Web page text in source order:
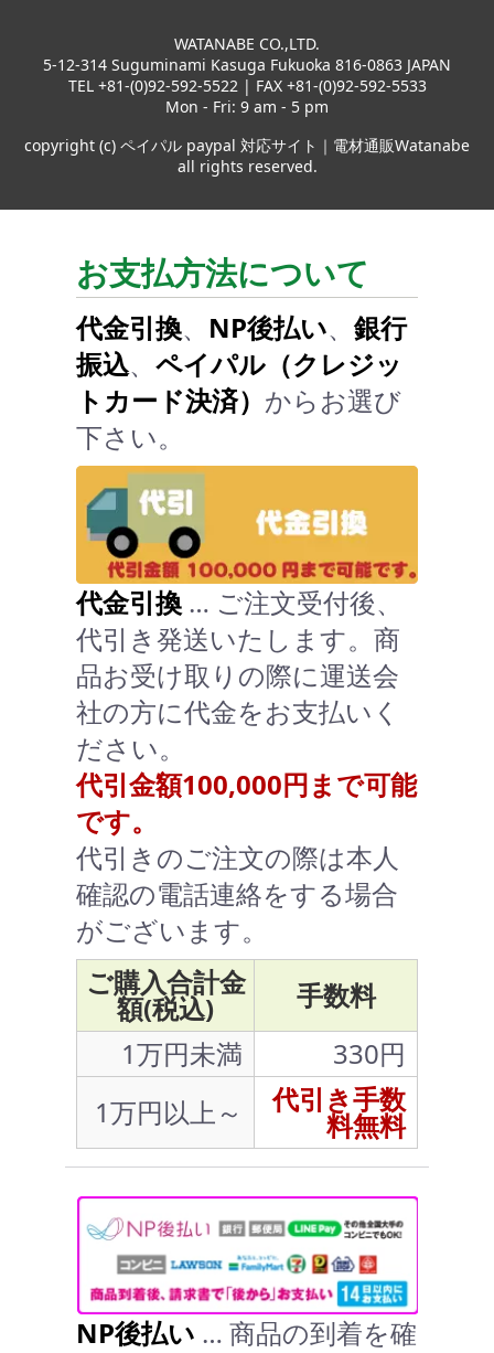
WATANABE CO.,LTD.
5-12-314 Suguminami Kasuga Fukuoka 816-0863 JAPAN
TEL +81-(0)92-592-5522 | FAX +81-(0)92-592-5533
Mon - Fri: 9 am - 5 pm
copyright (c) ペイパル paypal 対応サイト｜電材通販Watanabe
all rights reserved.
お支払方法について
代金引換、 NP後払い、 銀行
振込、 ペイパル（クレジッ
トカード決済） からお選び
下さい。
代金引換 … ご注文受付後、
代引き発送いたします。商
品お受け取りの際に運送会
社の方に代金をお支払いく
ださい。
代引金額100,000円まで可能
です。
代引きのご注文の際は本人
確認の電話連絡をする場合
がございます。
ご購入合計金
額(税込)
手数料
1万円未満
330円
1万円以上～
代引き手数
料無料
NP後払い … 商品の到着を確